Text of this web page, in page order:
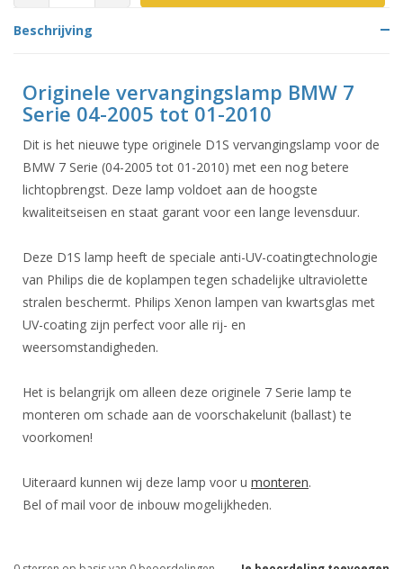
Beschrijving
Originele vervangingslamp BMW 7
Serie 04-2005 tot 01-2010
Dit is het nieuwe type originele D1S vervangingslamp voor de
BMW 7 Serie (04-2005 tot 01-2010) met een nog betere
lichtopbrengst. Deze lamp voldoet aan de hoogste
kwaliteitseisen en staat garant voor een lange levensduur.
Deze D1S lamp heeft de speciale anti-UV-coatingtechnologie
van Philips die de koplampen tegen schadelijke ultraviolette
stralen beschermt. Philips Xenon lampen van kwartsglas met
UV-coating zijn perfect voor alle rij- en
weersomstandigheden.
Het is belangrijk om alleen deze originele 7 Serie lamp te
monteren om schade aan de voorschakelunit (ballast) te
voorkomen!
Uiteraard kunnen wij deze lamp voor u monteren.
Bel of mail voor de inbouw mogelijkheden.